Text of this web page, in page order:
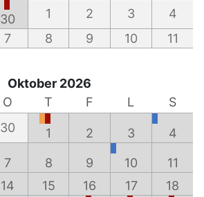
30 1 2 3
4
7 8 9 10 11
Oktober 2026
O T F L
S
30 1 2 3 4
7 8 9 10
11
14 15 16 17 18